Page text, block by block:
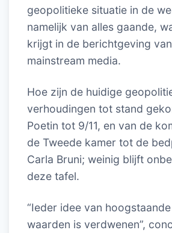
geopolitieke situatie in de
namelijk van alles gaande,
krijgt in de berichtgeving
mainstream media.
Hoe zijn de huidige
verhoudingen tot stand
Poetin tot 9/11, en van de
de Tweede kamer tot de
Carla Bruni; weinig blijft
deze tafel.
“Ieder idee van
waarden is verdwenen”,